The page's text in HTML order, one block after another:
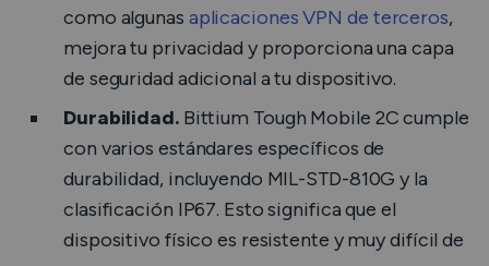
como algunas aplicaciones VPN de terceros,
mejora tu privacidad y proporciona una capa
de seguridad adicional a tu dispositivo.
Durabilidad. Bittium Tough Mobile 2C cumple
con varios estándares específicos de
durabilidad, incluyendo MIL-STD-810G y la
clasificación IP67. Esto significa que el
dispositivo físico es resistente y muy difícil de